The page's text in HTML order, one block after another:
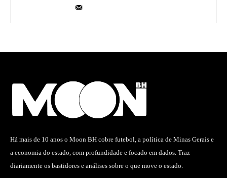
Há mais de 10 anos o Moon BH cobre futebol, a política de Minas Gerais e
a economia do estado, com profundidade e focado em dados. Traz
diariamente os bastidores e análises sobre o que move o estado.